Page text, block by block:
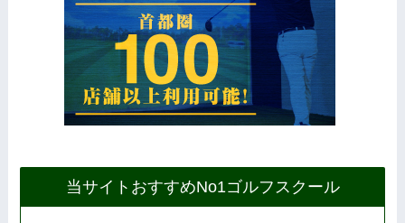
当サイトおすすめNo1ゴルフスクール